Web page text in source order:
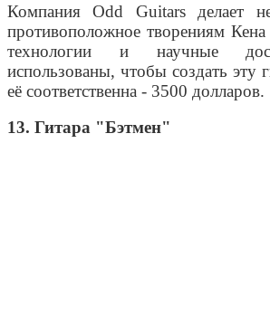
Компания Odd Guitars делает
противоположное творениям Кена
технологии и научные
использованы, чтобы создать эту
её соответственна - 3500 долларов.
13. Гитара "Бэтмен"